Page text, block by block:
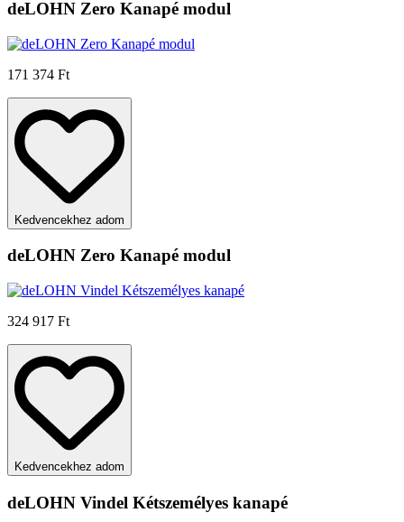
deLOHN Zero Kanapé modul
171 374 Ft
Kedvencekhez adom
deLOHN Zero Kanapé modul
324 917 Ft
Kedvencekhez adom
deLOHN Vindel Kétszemélyes kanapé